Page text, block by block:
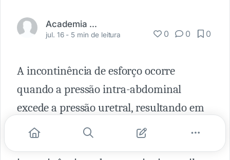
Academia Médica
jul. 16 - 5 min de leitura 0 0 0
A incontinência de esforço ocorre
quando a pressão intra-abdominal
excede a pressão uretral, resultando em
perda de urina ao tossir, espirrar e